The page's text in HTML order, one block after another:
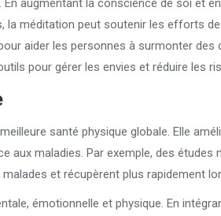
augmentant la conscience de soi et
la méditation peut soutenir les efforts
aider les personnes à surmonter des
pour gérer les envies et réduire les
santé physique globale. Elle
aux maladies. Par exemple, des études
et récupèrent plus rapidement
émotionnelle et physique. En